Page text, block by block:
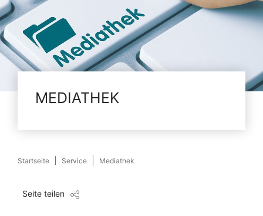
MEDIATHEK
Startseite Service Mediathek
Seite teilen